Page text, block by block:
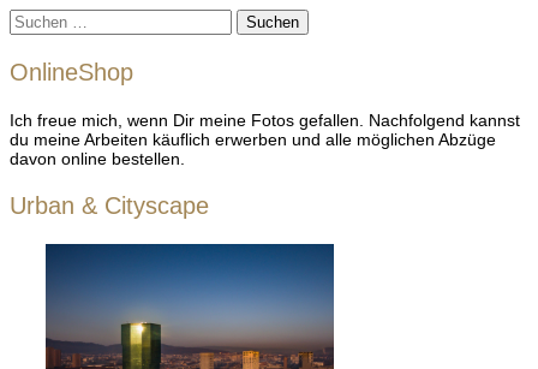
Suchen
nach:
OnlineShop
Ich freue mich, wenn Dir meine Fotos gefallen. Nachfolgend kannst
du meine Arbeiten käuflich erwerben und alle möglichen Abzüge
davon online bestellen.
Urban & Cityscape